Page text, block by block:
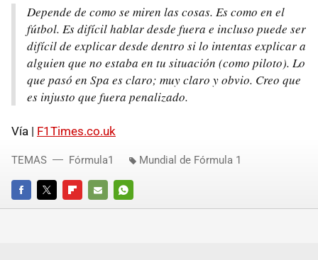
Depende de como se miren las cosas. Es como en el
fútbol. Es difícil hablar desde fuera e incluso puede ser
difícil de explicar desde dentro si lo intentas explicar a
alguien que no estaba en tu situación (como piloto). Lo
que pasó en Spa es claro; muy claro y obvio. Creo que
es injusto que fuera penalizado.
Vía | F1Times.co.uk
FACEBOOKTWITTERFLIPBOARD
E-
WHATSAPP
TEMAS Fórmula1 Mundial de Fórmula 1